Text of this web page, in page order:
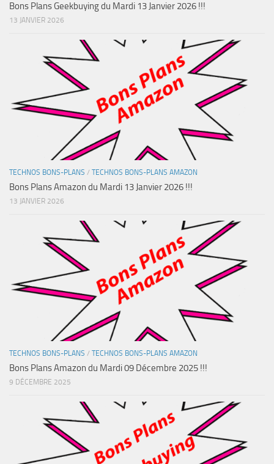
Bons Plans Geekbuying du Mardi 13 Janvier 2026 !!!
13 JANVIER 2026
TECHNOS BONS-PLANS / TECHNOS BONS-PLANS AMAZON
Bons Plans Amazon du Mardi 13 Janvier 2026 !!!
13 JANVIER 2026
TECHNOS BONS-PLANS / TECHNOS BONS-PLANS AMAZON
Bons Plans Amazon du Mardi 09 Décembre 2025 !!!
9 DÉCEMBRE 2025